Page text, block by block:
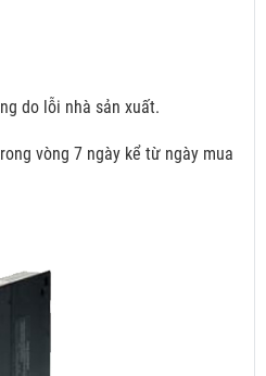
do lỗi nhà sản xuất.
vòng 7 ngày kể từ ngày mua